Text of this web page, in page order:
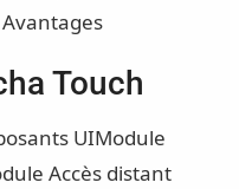
Avantages
Touch
UIModule
Accès distant